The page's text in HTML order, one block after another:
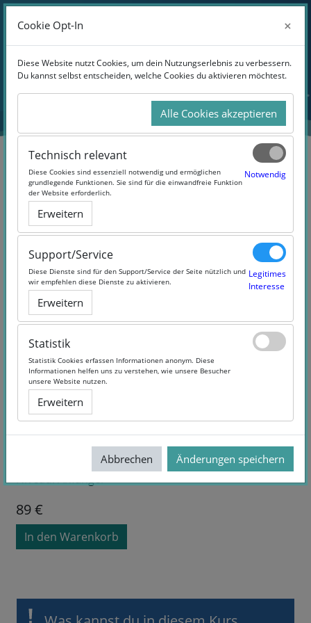
Zum Hauptinhalt
Website-Übersicht
Anmelden
Barrierefreiheit 2.0: Das Gesetz
im E-Learning erfolgreich
umsetzen
German
2 Stunden
Niveau:Anfänger
89 €
In den Warenkorb
Cookie Opt-In ×
Diese Website nutzt Cookies, um dein Nutzungserlebnis zu verbessern.
Du kannst selbst entscheiden, welche Cookies du aktivieren möchtest.
Alle Cookies akzeptieren
Technisch relevant
Diese Cookies sind essenziell notwendig und ermöglichen
grundlegende Funktionen. Sie sind für die einwandfreie Funktion
der Website erforderlich.
Notwendig
Erweitern
Support/Service
Diese Dienste sind für den Support/Service der Seite nützlich und
wir empfehlen diese Dienste zu aktivieren.
Legitimes
Interesse
Erweitern
Statistik
Statistik Cookies erfassen Informationen anonym. Diese
Informationen helfen uns zu verstehen, wie unsere Besucher
unsere Website nutzen.
Erweitern
Abbrechen Änderungen speichern
Cookie Opt-In ×
Diese Website nutzt Cookies, um dein Nutzungserlebnis zu verbessern.
Du kannst selbst entscheiden, welche Cookies du aktivieren möchtest.
Alle Cookies akzeptieren
Technisch relevant
Diese Cookies sind essenziell notwendig und ermöglichen
grundlegende Funktionen. Sie sind für die einwandfreie Funktion
der Website erforderlich.
Notwendig
Erweitern
Support/Service
Diese Dienste sind für den Support/Service der Seite nützlich und
wir empfehlen diese Dienste zu aktivieren.
Legitimes
Interesse
Erweitern
Statistik
Statistik Cookies erfassen Informationen anonym. Diese
Informationen helfen uns zu verstehen, wie unsere Besucher
unsere Website nutzen.
Erweitern
Abbrechen Änderungen speichern